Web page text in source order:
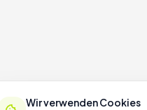
Wir verwenden Cookies